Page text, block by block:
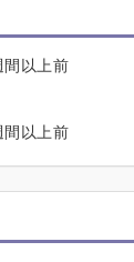
間以上前
間以上前